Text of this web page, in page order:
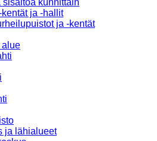
ja -hallit
ja -kentät
alue
ja lähialueet